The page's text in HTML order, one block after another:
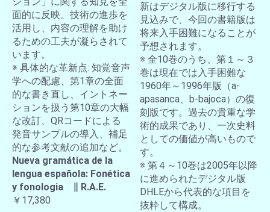
面的に反映。技術の進歩を
活用し、内容の理解を助け
るための工夫が凝らされて
います。
※ 具体的な革新点: 知覚音声
学への配慮、第1章の全面
的な書き直し、イントネー
ションを扱う第10章の大幅
な改訂、QRコードによる
発音サンプルの導入、補足
的な参考文献の追加など。
Nueva gramática de la
lengua española: Fonética
y fonologia ∥ R.A.E.
￥17,380
新はデジタル版に移行する
見込みで、今回の書籍版は
将来入手困難になることが
予想されます。
※ 全10巻のうち、第１～３
巻は現在では入手困難な
1960年～1996年版（a-
apasanca、b-bajoca）の復
刻版です。過去の貴重な学
術的成果であり、一次史料
としての価値が高いもので
す。
※ 第４～10巻は2005年以降
に進められたデジタル版
DHLEから代表的な項目を
抜粋して構成。